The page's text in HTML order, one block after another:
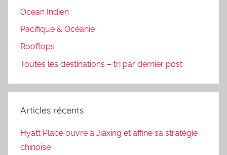
Ocean Indien
Pacifique & Océanie
Rooftops
Toutes les destinations – tri par dernier post
Articles récents
Hyatt Place ouvre à Jiaxing et affine sa stratégie
chinoise